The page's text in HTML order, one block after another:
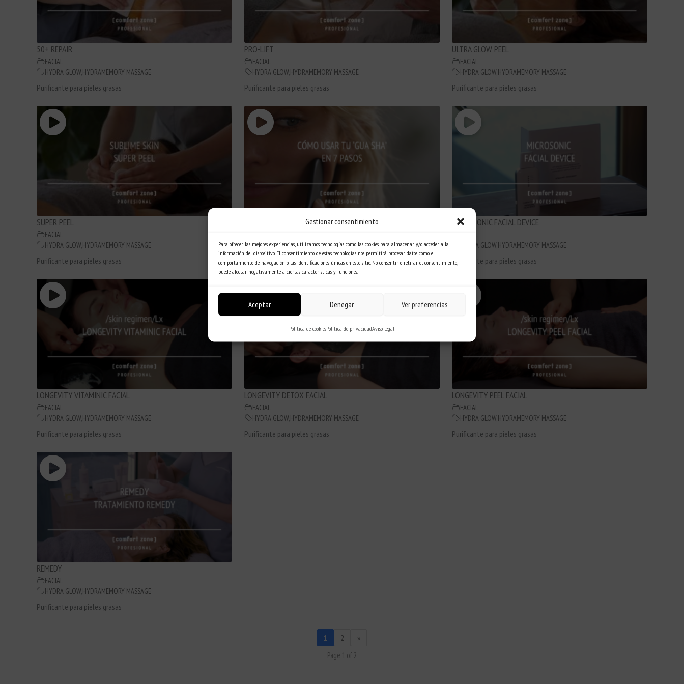
Gestionar consentimiento
Para ofrecer las mejores experiencias, utilizamos tecnologías como las cookies para almacenar y/o acceder a la
información del dispositivo. El consentimiento de estas tecnologías nos permitirá procesar datos como el
comportamiento de navegación o las identificaciones únicas en este sitio. No consentir o retirar el consentimiento,
puede afectar negativamente a ciertas características y funciones.
Aceptar Denegar Ver preferencias
Política de cookiesPolítica de privacidadAviso legal
50+ REPAIR
FACIAL
HYDRA GLOW,HYDRAMEMORY MASSAGE
Purificante para pieles grasas
PRO-LIFT
FACIAL
HYDRA GLOW,HYDRAMEMORY MASSAGE
Purificante para pieles grasas
ULTRA GLOW PEEL
FACIAL
HYDRA GLOW,HYDRAMEMORY MASSAGE
Purificante para pieles grasas
SUPER PEEL
FACIAL
HYDRA GLOW,HYDRAMEMORY MASSAGE
Purificante para pieles grasas
HYDRA GLOW,HYDRAMEMORY MASSAGE
Purificante para pieles grasas
MICROSONIC FACIAL DEVICE
FACIAL
HYDRA GLOW,HYDRAMEMORY MASSAGE
Purificante para pieles grasas
LONGEVITY VITAMINIC FACIAL
FACIAL
HYDRA GLOW,HYDRAMEMORY MASSAGE
Purificante para pieles grasas
LONGEVITY DETOX FACIAL
FACIAL
HYDRA GLOW,HYDRAMEMORY MASSAGE
Purificante para pieles grasas
LONGEVITY PEEL FACIAL
FACIAL
HYDRA GLOW,HYDRAMEMORY MASSAGE
Purificante para pieles grasas
REMEDY
FACIAL
HYDRA GLOW,HYDRAMEMORY MASSAGE
Purificante para pieles grasas
1 2 »
Page 1 of 2